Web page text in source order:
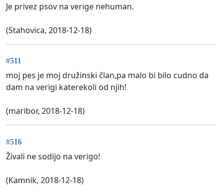
Je privez psov na verige nehuman.
(Stahovica, 2018-12-18)
#511
moj pes je moj družinski član,pa malo bi bilo cudno da
dam na verigi katerekoli od njih!
(maribor, 2018-12-18)
#516
Živali ne sodijo na verigo!
(Kamnik, 2018-12-18)